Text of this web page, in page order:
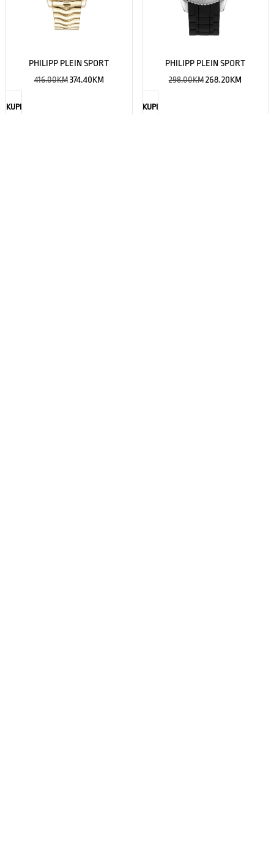
PHILIPP PLEIN SPORT
416.00KM 374.40KM
KUPI
PHILIPP PLEIN SPORT
298.00KM 268.20KM
KUPI